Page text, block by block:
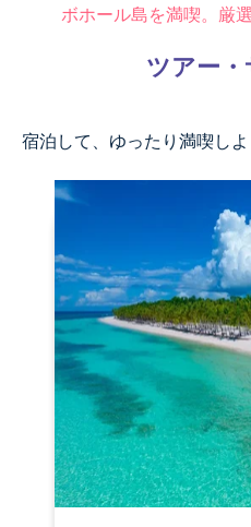
ボホール島を満喫。厳
ツアー
宿泊して、ゆったり満喫しよ